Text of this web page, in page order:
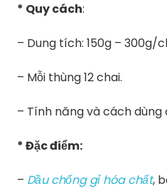
* Quy cách:
– Dung tích: 150g – 300g/
– Mỗi thùng 12 chai.
– Tính năng và cách
* Đặc điểm:
– Dầu chống gỉ hóa chất,